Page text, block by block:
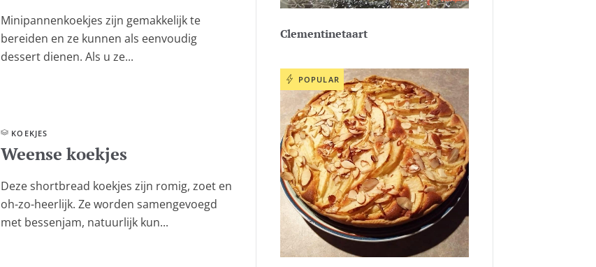
Minipannenkoekjes zijn gemakkelijk te
bereiden en ze kunnen als eenvoudig
dessert dienen. Als u ze...
KOEKJES
Weense koekjes
Deze shortbread koekjes zijn romig, zoet en
oh-zo-heerlijk. Ze worden samengevoegd
met bessenjam, natuurlijk kun...
Clementinetaart
POPULAR